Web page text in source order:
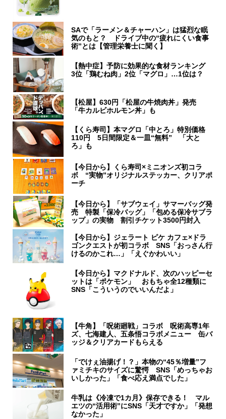
SAで「ラーメン＆チャーハン」は猛烈な眠
気のもと？ ドライブ中の“疲れにくい食事
術”とは【管理栄養士に聞く】
【熱中症】予防に効果的な食材ランキング
3位「鶏むね肉」2位「マグロ」…1位は？
【松屋】630円「松屋の牛焼肉丼」発売
「牛カルビホルモン丼」も
【くら寿司】本マグロ「中とろ」特別価格
110円 5日間限定＆一皿“無料” 「大と
ろ」も
【今日から】くら寿司×ミニオンズ初コラ
ボ “実物”オリジナルステッカー、クリアポ
ーチ
【今日から】「サブウェイ」サマーバッグ発
売 特製「保冷バッグ」「包める保冷サブラ
ップ」の実物 割引チケット3500円封入
【今日から】ジェラート ピケ カフェ×ドラ
ゴンクエストが初コラボ SNS「おっさん行
けるのかこれ…」「えぐかわいい」
【今日から】マクドナルド、次のハッピーセ
ットは「ポケモン」 おもちゃ全12種類に
SNS「こういうのでいいんだよ」
【牛角】「呪術廻戦」コラボ 呪術高専1年
ズ、七海建人、五条悟コラボメニュー 缶バ
ッジ＆クリアカードもらえる
「でけぇ油揚げ！？」本物の“45％増量”フ
ァミチキのサイズに驚愕 SNS「めっちゃお
いしかった」「食べ応え満点でした」
牛乳は《冷凍で1カ月》保存できる！ マル
エツの“活用術”にSNS「天才ですか」「発想
なかった」